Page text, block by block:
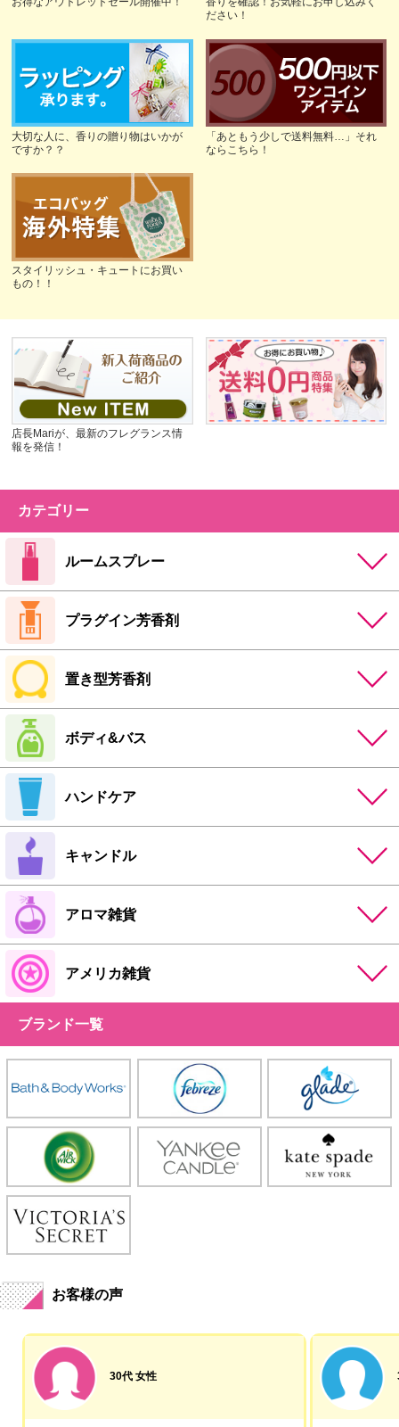
ださい！
大切な人に、香りの贈り物はいかが
ですか？？
「あともう少しで送料無料…」それ
ならこちら！
スタイリッシュ・キュートにお買い
もの！！
店長Mariが、最新のフレグランス情
報を発信！
カテゴリー
ルームスプレー
プラグイン芳香剤
置き型芳香剤
ボディ&バス
ハンドケア
キャンドル
アロマ雑貨
アメリカ雑貨
ブランド一覧
お客様の声
30代 女性